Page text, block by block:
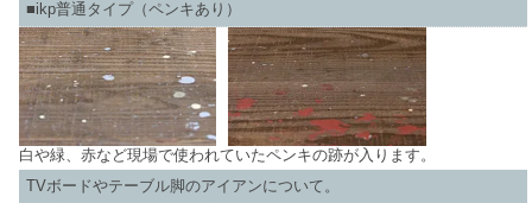
■ikp普通タイプ（ペンキあり）
白や緑、赤など現場で使われていたペンキの跡が入ります。
TVボードやテーブル脚のアイアンについて。